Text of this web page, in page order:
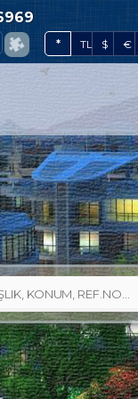
* TL $ €